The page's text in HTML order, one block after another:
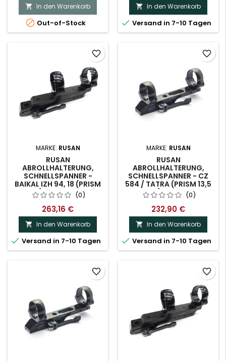
 In den Warenkorb
 Out-of-Stock
 In den Warenkorb
 Versand in 7-10 Tagen
MARKE: RUSAN
RUSAN
ABROLLHALTERUNG,
SCHNELLSPANNER -
BAIKAL IZH 94, 18 (PRISM
11,5 MM) - 30 MM, YUKON
PHOTON
(0)
263,16 €
 In den Warenkorb
 Versand in 7-10 Tagen
favorite_border
MARKE: RUSAN
RUSAN
ABROLLHALTERUNG,
SCHNELLSPANNER - CZ
584 / TATRA (PRISM 13,5
MM) - 26 MM
(0)
232,90 €
 In den Warenkorb
 Versand in 7-10 Tagen
favorite_border
favorite_border favorite_border